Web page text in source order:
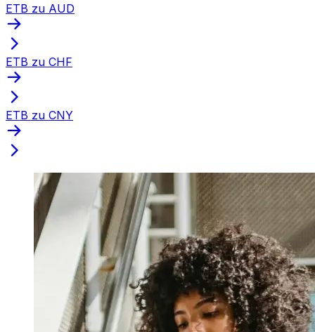
ETB zu AUD
ETB zu CHF
ETB zu CNY